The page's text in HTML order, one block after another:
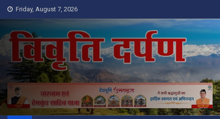
Skip
to
content
Friday, August 7, 2026
Vivrati Darpan